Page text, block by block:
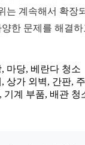
는 계속해서 확장
한 문제를 해결
마당, 베란다 청소
상가 외벽, 간판,
기계 부품, 배관 청